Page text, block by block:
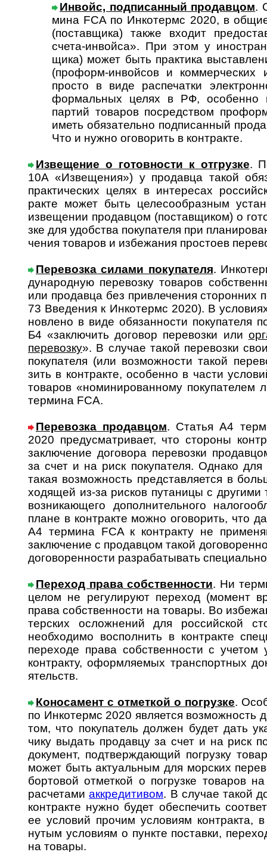
Инвойс, подписанный продавцом.
мина FCA по Инко­термс 2020, в
(постав­щика) также вхо­дит
счета-­ин­войса». При этом у
щика) может быть прак­тика
(про­форм-­инвой­сов и коммер­чес­ких
просто в виде распе­чатки
формаль­ных целях в РФ, осо­бенно
партий това­ров посред­ством
иметь обяза­тельно подпи­сан­ный
Что и нужно огово­рить в конт­ракте.
Извещение о готовности к отгрузке.
10А «Изве­ще­ния») у про­да­вца такой
практи­ческих целях в инте­ресах
ракте может быть целесо­образ­ным
изве­щении продав­цом (постав­щиком) о
зке для удоб­ства поку­пателя при
че­ния това­ров и избе­жания про­стоев
Перевозка силами покупателя.
ду­на­род­ную пе­ре­во­зку това­ров
или про­давца без привле­чения сто­рон­них
73 Вве­де­ния к Инко­термс 2020). В
нов­лено в виде обязан­ности поку­пателя
Б4 «заклю­чить дого­вор пере­возки или
пере­возку». В слу­чае такой пере­возки
поку­пателя (или возмож­ности такой
зить в конт­ракте, осо­бенно в части
това­ров «номи­ниро­ван­ному поку­па­телем
тер­мина FCA.
Перевозка продавцом. Статья А4
2020 пре­ду­смат­ри­вает, что сто­роны
заклю­чение дого­вора пере­возки
за счет и на риск поку­пателя. Однако для
такая возмож­ность пред­став­ляется в
ходящей из-за рисков пута­ницы с
возни­ка­ющего допол­нитель­ного
плане в конт­ракте можно ого­во­рить, что
А4 тер­мина FCA к конт­ракту не
заклю­чение с продав­цом такой
дого­ворен­ности разра­ба­тывать
Переход права собственности. Ни
це­лом не ре­гу­ли­ру­ют пе­ре­ход (мо­мент
права собст­вен­ности на товары. Во
тер­ских ослож­нений для россий­ской
необхо­димо воспол­нить в конт­ракте
пере­ходе права собст­вен­ности с
конт­ракту, оформ­ля­емых транс­порт­ных
ятельств.
Коносамент с отметкой о погрузке.
по Инко­термс 2020 яв­ля­ет­ся воз­мож­ность
том, что поку­патель дол­жен будет дать
чику выдать про­давцу за счет и на риск
доку­мент, под­твер­жда­ющий погру­зку
может быть акту­аль­ным для мор­ских
борто­вой отмет­кой о погру­зке това­ров
расче­тамиаккре­ди­ти­вом. В слу­чае такой
конт­ракте нужно будет обе­спе­чить
ее усло­вий про­чим усло­виям
нутым усло­виям о пун­кте поста­вки,
на товары.